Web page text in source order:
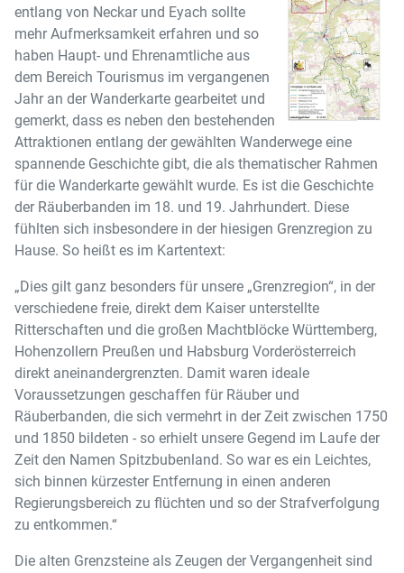
entlang von Neckar und Eyach sollte
mehr Aufmerksamkeit erfahren und so
haben Haupt- und Ehrenamtliche aus
dem Bereich Tourismus im vergangenen
Jahr an der Wanderkarte gearbeitet und
gemerkt, dass es neben den bestehenden
Attraktionen entlang der gewählten Wanderwege eine
spannende Geschichte gibt, die als thematischer Rahmen
für die Wanderkarte gewählt wurde. Es ist die Geschichte
der Räuberbanden im 18. und 19. Jahrhundert. Diese
fühlten sich insbesondere in der hiesigen Grenzregion zu
Hause. So heißt es im Kartentext:
„Dies gilt ganz besonders für unsere „Grenzregion“, in der
verschiedene freie, direkt dem Kaiser unterstellte
Ritterschaften und die großen Machtblöcke Württemberg,
Hohenzollern Preußen und Habsburg Vorderösterreich
direkt aneinandergrenzten. Damit waren ideale
Voraussetzungen geschaffen für Räuber und
Räuberbanden, die sich vermehrt in der Zeit zwischen 1750
und 1850 bildeten - so erhielt unsere Gegend im Laufe der
Zeit den Namen Spitzbubenland. So war es ein Leichtes,
sich binnen kürzester Entfernung in einen anderen
Regierungsbereich zu flüchten und so der Strafverfolgung
zu entkommen.“
Die alten Grenzsteine als Zeugen der Vergangenheit sind